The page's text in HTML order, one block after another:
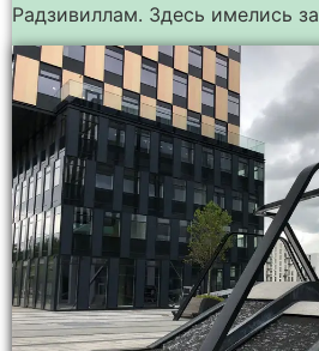
Радзивиллам. Здесь имелись